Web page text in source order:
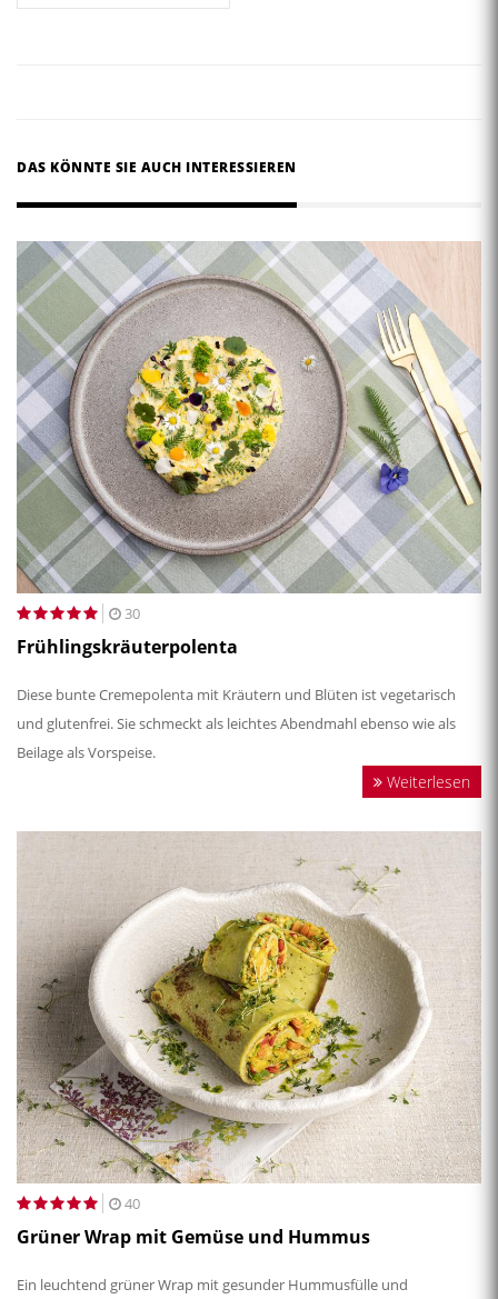
DAS KÖNNTE SIE AUCH INTERESSIEREN
30
Frühlingskräuterpolenta
Diese bunte Cremepolenta mit Kräutern und Blüten ist vegetarisch
und glutenfrei. Sie schmeckt als leichtes Abendmahl ebenso wie als
Beilage als Vorspeise.
Weiterlesen
40
Grüner Wrap mit Gemüse und Hummus
Ein leuchtend grüner Wrap mit gesunder Hummusfülle und